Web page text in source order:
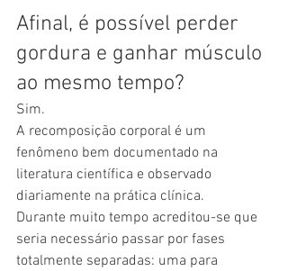
Afinal, é possível perder
gordura e ganhar músculo
ao mesmo tempo?
Sim.
A recomposição corporal é um
fenômeno bem documentado na
literatura científica e observado
diariamente na prática clínica.
Durante muito tempo acreditou-se que
seria necessário passar por fases
totalmente separadas: uma para